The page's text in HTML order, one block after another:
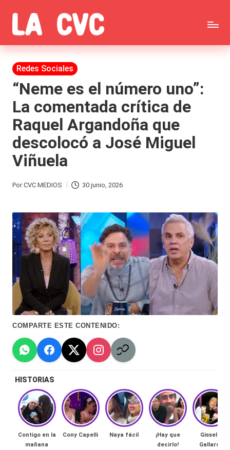
Saltar
al
contenido
C
o
p
u
c
h
a
s
y
ar
á
n
d
ul
a
C
hi
le
n
a
🔥
R
Todas
las
noticias
de
la
farándula,
Realitys,
Tierra
Gran
Hermano
-
Tendencias
Exclusivas
-
Tv
redes
lacvc.com
Publicada
en
Redes Sociales
“Neme es el número uno”:
La comentada crítica de
Raquel Argandoña que
descolocó a José Miguel
Viñuela
Publicado
PorCVC MEDIOS 30 junio, 2026
COMPARTE ESTE CONTENIDO:
HISTORIAS
Contigo en la
mañana
Cony Capelli Naya fácil
¡Hay que
decirlo!
Gissella
Gallardo